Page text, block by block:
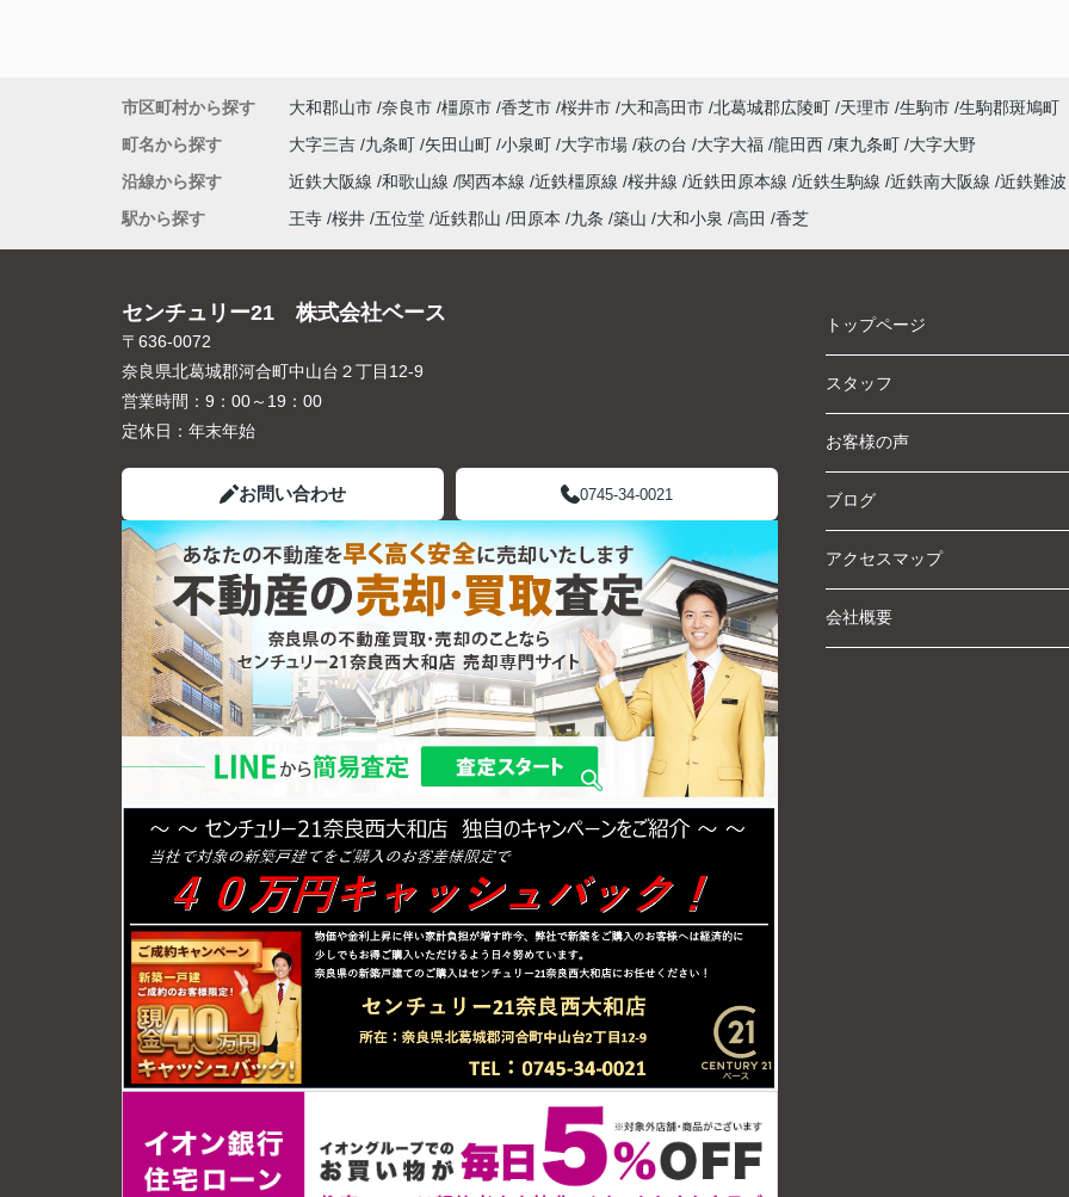
市区町村から探す 大和郡山市 奈良市 橿原市 香芝市 桜井市 大和高田市 北葛城郡広陵町 天理市 生駒市 生駒郡斑鳩町
町名から探す
大字三吉 九条町 矢田山町 小泉町 大字市場 萩の台 大字大福 龍田西 東九条町 大字大野
沿線から探す
近鉄大阪線 和歌山線 関西本線 近鉄橿原線 桜井線 近鉄田原本線 近鉄生駒線 近鉄南大阪線 近鉄難
駅から探す
王寺 桜井 五位堂 近鉄郡山 田原本 九条 築山 大和小泉 高田 香芝
センチュリー21 株式会社ベース
〒636-0072
奈良県北葛城郡河合町中山台２丁目12-9
営業時間： 9：00～19：00
定休日： 年末年始
お問い合わせ 0745-34-0021
トップページ
スタッフ
お客様の声
ブログ
アクセスマップ
会社概要